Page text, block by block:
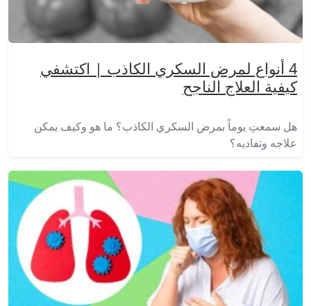
4 أنواع لمرض السكري الكاذب | اكتشفي
كيفية العلاج الناجح
هل سمعتِ يوماً بمرض السكري الكاذب؟ ما هو وكيف يمكن
علاجه وتفاديه؟